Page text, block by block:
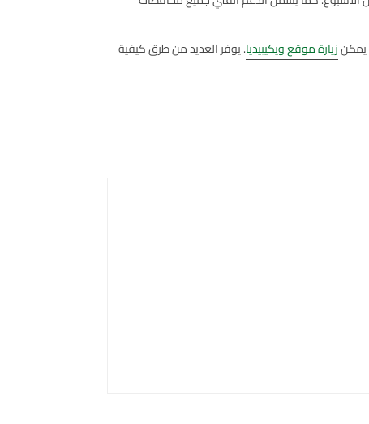
يمكنزيارة موقع ويكيبيديا. يوفر العديد من طرق كيفية